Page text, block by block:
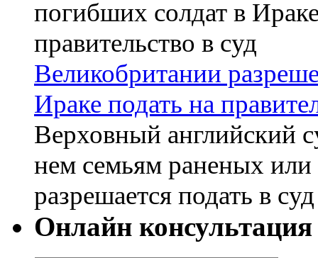
Великобритании
Ираке подать на
Верховный английский
нем семьям раненых
разрешается подать в
Онлайн консультация